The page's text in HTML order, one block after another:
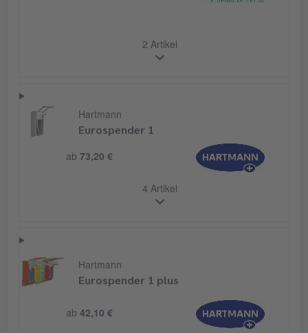
2 Artikel
Hartmann
Eurospender 1
ab 73,20 €
4 Artikel
Hartmann
Eurospender 1 plus
ab 42,10 €